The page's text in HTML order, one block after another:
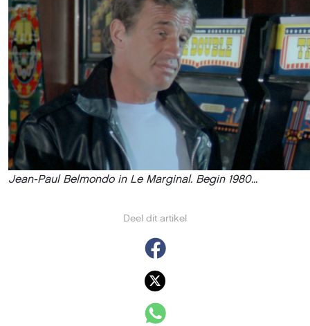
Deel dit artikel
Jean-Paul Belmondo in Le Marginal. Begin 1980...